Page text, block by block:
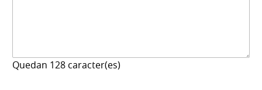
Quedan 128 caracter(es)